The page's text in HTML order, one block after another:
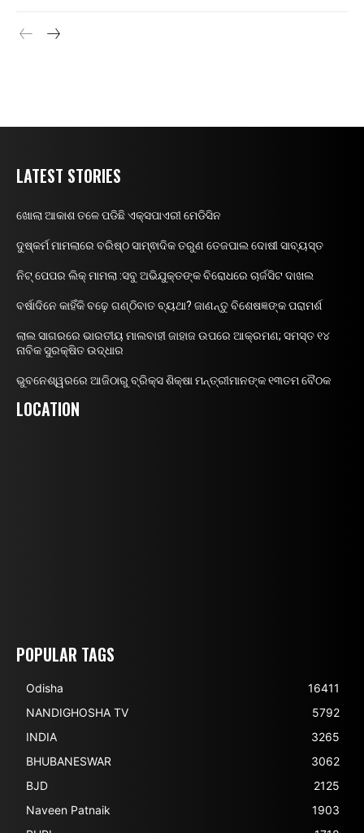
LATEST STORIES
ଖୋଲା ଆକାଶ ତଳେ ପଡିଛି ଏକ୍ସପାଏରୀ ମେଡିସିନ
ଦୁଷ୍କର୍ମ ମାମଲାରେ ବରିଷ୍ଠ ସାମ୍ଵାଦିକ ତରୁଣ ତେଜପାଲ ଦୋଷୀ ସାବ୍ୟସ୍ତ
ନିଟ୍ ପେପର ଲିକ୍ ମାମଲା :ସବୁ ଅଭିଯୁକ୍ତଙ୍କ ବିରୋଧରେ ଚାର୍ଜସିଟ ଦାଖଲ
ବର୍ଷାଦିନେ କାହିଁକି ବଢ଼େ ଗଣ୍ଠିବାତ ବ୍ୟଥା? ଜାଣନ୍ତୁ ବିଶେଷଜ୍ଞଙ୍କ ପରାମର୍ଶ
ଲାଲ ସାଗରରେ ଭାରତୀୟ ମାଲବାହୀ ଜାହାଜ ଉପରେ ଆକ୍ରମଣ; ସମସ୍ତ ୧୪
ନାବିକ ସୁରକ୍ଷିତ ଉଦ୍ଧାର
ଭୁବନେଶ୍ୱରରେ ଆଜିଠାରୁ ବ୍ରିକ୍ସ ଶିକ୍ଷା ମନ୍ତ୍ରୀମାନଙ୍କ ୧୩ତମ ବୈଠକ
LOCATION
POPULAR TAGS
Odisha
16411
NANDIGHOSHA TV
5792
INDIA
3265
BHUBANESWAR
3062
BJD
2125
Naveen Patnaik
1903